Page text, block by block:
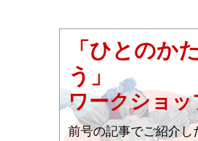
「ひとの
う」
ワークショッ
前号の記事でご紹介し